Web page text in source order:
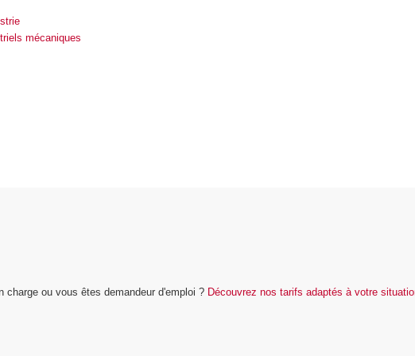
mécaniques
ou vous êtes demandeur d'emploi ? Découvrez nos tarifs adaptés à votre